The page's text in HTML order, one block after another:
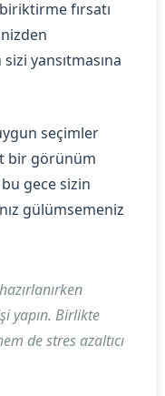
fırsatı
yansıtmasına
seçimler
bir görünüm
gece sizin
gülümsemeniz
yapın. Birlikte
de stres azaltıcı